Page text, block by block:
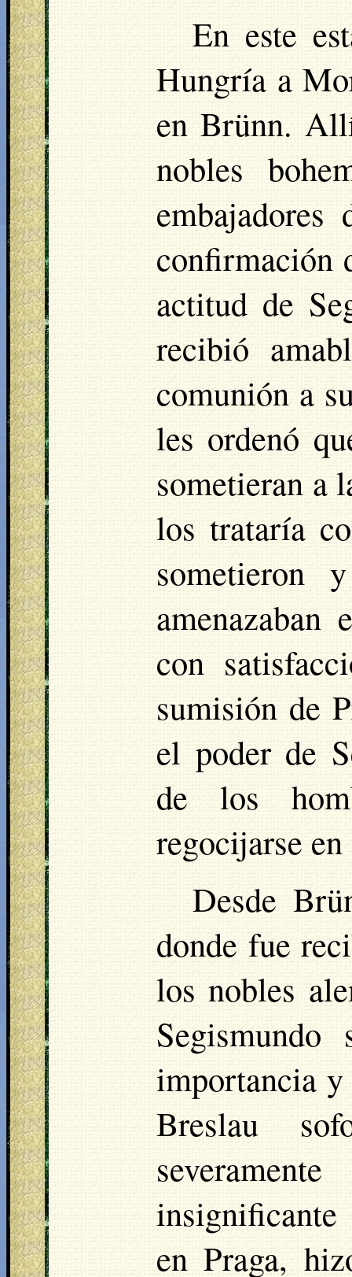
En este
Hungría a
enBrünn.
nobles
confirmación
actitud de
recibió
comunión a
les ordenó
sometieran a
los trataría
sometieron
con
sumisión de
el poder de
de los
regocijarse
Desde
donde fue
los nobles
importancia y
Breslau
insignificante
en Praga,